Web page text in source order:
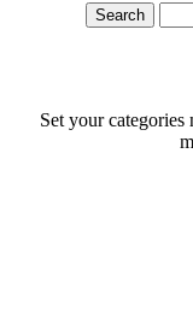
Search
Set your